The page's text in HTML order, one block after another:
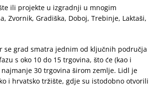
ili projekte u izgradnji u mnogim
Zvornik, Gradiška, Doboj, Trebinje, Laktaši,
se grad smatra jednim od ključnih područja
s oko 10 do 15 trgovina, što će (kao i
30 trgovina širom zemlje. Lidl je
i hrvatsko tržište, gdje su istodobno otvorili